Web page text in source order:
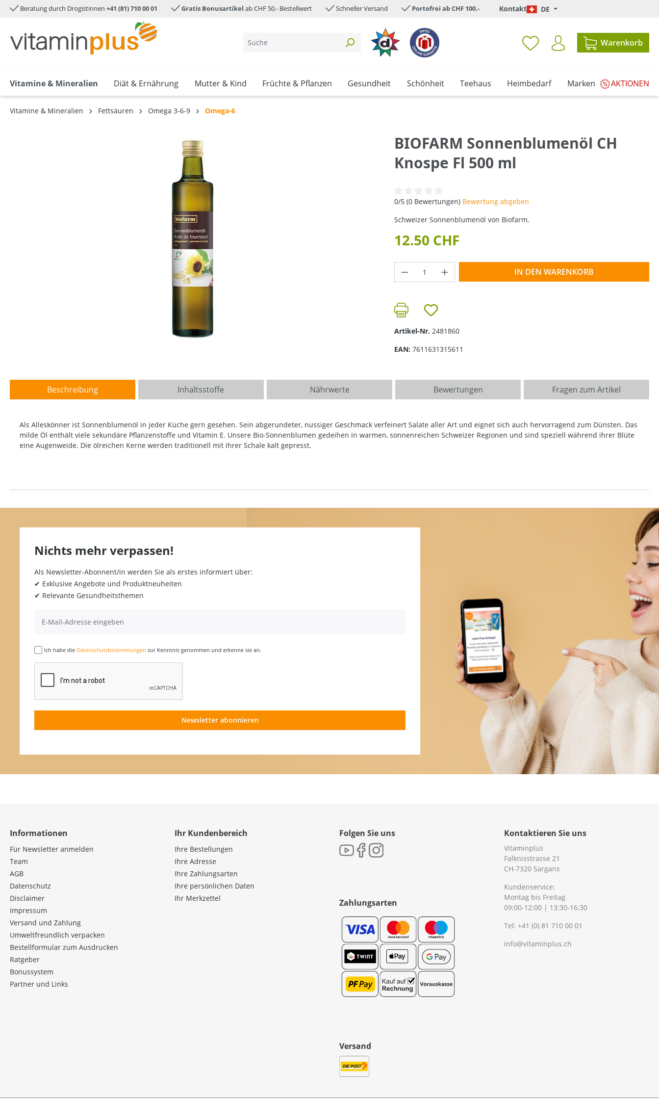
springen Zur Hauptnavigation springen
Beratung durch Drogistinnen +41 (81) 710 00 01 Gratis Bonusartikel ab CHF 50.- Bestellwert Schneller Versand Portofrei ab CHF 100.- Kontakt DE
Warenkorb
Vitamine & Mineralien Diät & Ernährung Mutter & Kind Früchte & Pflanzen Gesundheit Schönheit Teehaus Heimbedarf Marken AKTIONEN
Vitamine & Mineralien Fettsäuren Omega 3-6-9 Omega-6
BIOFARM Sonnenblumenöl CH
Knospe Fl 500 ml
Durchschnittliche Bewertung von 0 von 5 Sternen
0/5 (0 Bewertungen) Bewertung abgeben
Schweizer Sonnenblumenöl von Biofarm.
12.50 CHF
Produkt Anzahl: Gib den gewünschten Wert
IN DEN WARENKORB
Artikel-Nr. 2481860
EAN: 7611631315611
Beschreibung Inhaltsstoffe Nährwerte Bewertungen Fragen zum Artikel
Als Alleskönner ist Sonnenblumenöl in jeder Küche gern gesehen. Sein abgerundeter, nussiger Geschmack verfeinert Salate aller Art und eignet sich auch hervorragend zum Dünsten. Das
milde Öl enthält viele sekundäre Pflanzenstoffe und Vitamin E. Unsere Bio-Sonnenblumen gedeihen in warmen, sonnenreichen Schweizer Regionen und sind speziell während ihrer Blüte
eine Augenweide. Die ölreichen Kerne werden traditionell mit ihrer Schale kalt gepresst.
Nichts mehr verpassen!
Als Newsletter-Abonnent/in werden Sie als erstes informiert über:
✔ Exklusive Angebote und Produktneuheiten
✔ Relevante Gesundheitsthemen
Ich habe die Datenschutzbestimmungen zur Kenntnis genommen und erkenne sie an.
Newsletter abonnieren
Informationen
Für Newsletter anmelden
Team
AGB
Datenschutz
Disclaimer
Impressum
Versand und Zahlung
Umweltfreundlich verpacken
Bestellformular zum Ausdrucken
Ratgeber
Bonussystem
Partner und Links
Ihr Kundenbereich
Ihre Bestellungen
Ihre Adresse
Ihre Zahlungsarten
Ihre persönlichen Daten
Ihr Merkzettel
Folgen Sie uns
Zahlungsarten
Versand
Kontaktieren Sie uns
Vitaminplus
Falknisstrasse 21
CH-7320 Sargans
Kundenservice:
Montag bis Freitag
09:00-12:00 | 13:30-16:30
Tel: +41 (0) 81 710 00 01
info@vitaminplus.ch